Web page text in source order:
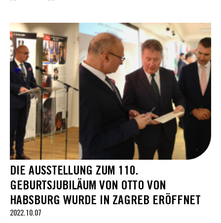
DIE AUSSTELLUNG ZUM 110.
GEBURTSJUBILÄUM VON OTTO VON
HABSBURG WURDE IN ZAGREB ERÖFFNET
2022.10.07